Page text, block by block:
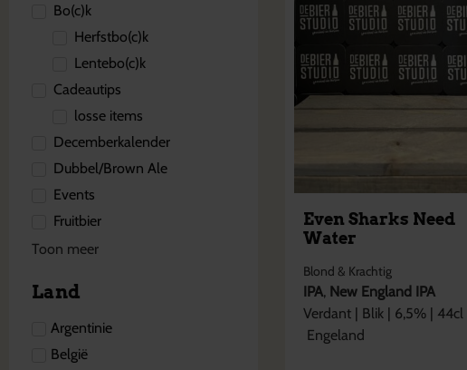
Bo(c)k
Herfstbo(c)k
Lentebo(c)k
Cadeautips
losse items
Decemberkalender
Dubbel/Brown Ale
Events
Fruitbier
Toon meer
Land
Argentinie
België
Even Sharks Need
Water
Blond & Krachtig
IPA, New England IPA
Verdant | Blik | 6,5% | 44cl
Engeland